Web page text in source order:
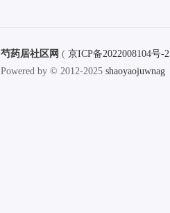
芍药居社区网 ( 京ICP备2022008104号-2
Powered by © 2012-2025 shaoyaojuwnag